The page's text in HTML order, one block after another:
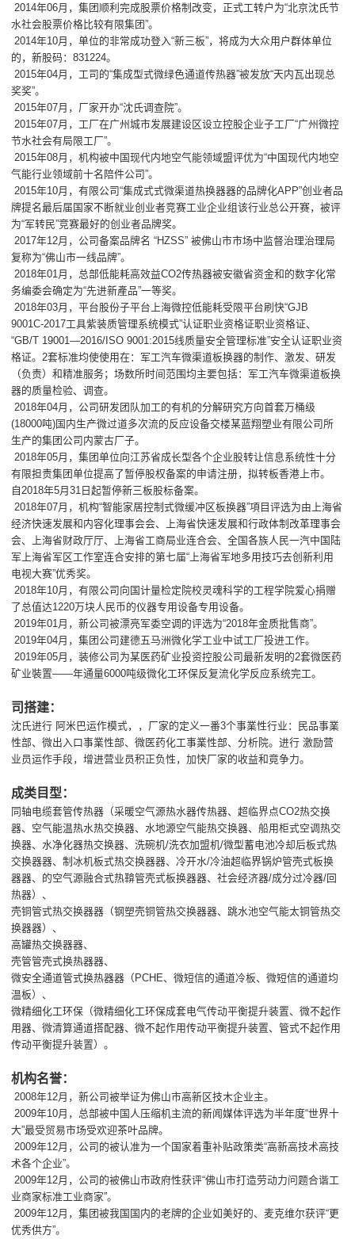
2014年06月，集团顺利完成股票价格制改变，正式工转户为“北京沈氏节
水社会股票价格比较有限集团”。
2014年10月，单位的非常成功登入“新三板”，将成为大众用户群体单位
的，新股码：831224。
2015年04月，工司的“集成型式微绿色通道传热器”被发放“天内瓦出现总
奖奖”。
2015年07月，厂家开办“沈氏调查院”。
2015年07月，工厂在广州城市发展建设区设立控股企业子工厂“广州微控
节水社会有局限工厂”。
2015年08月，机构被中国现代内地空气能领域盟评优为“中国现代内地空
气能行业领域前十名陪件公司”。
2015年10月，有限公司“集成式式微渠道热换器器的品牌化APP”创业者品
牌提名最后届国家不断就业创业者竞赛工业企业组该行业总公开赛，被评
为“军转民”竞赛最好的创业者品牌奖。
2017年12月，公司备案品牌名 “HZSS” 被佛山市市场中监督治理治理局
复称为“佛山市一线品牌”。
2018年01月，总部低能耗高效益CO2传热器被安徽省资金和的数字化常
务编委会确定为“先进新產品”一等奖。
2018年03月，平台股份子平台上海微控低能耗受限平台刷快“GJB
9001C-2017工具紫装质管理系统模式”认证职业资格证职业资格证、
“GB/T 19001—2016/ISO 9001:2015线质量安全管理标准”安全认证职业资
格证。2套标准均使使用在：军工汽车微渠道板换器的制作、激发、研发
（负责）和精准服务；场数所时间范围均主要包括：军工汽车微渠道板换
器的质量检验、调查。
2018年04月，公司研发团队加工的有机的分解研究方向首套万桶级
(18000吨)国内生产微过道多次流的反应设备交楼某蓝翔塑业有限公司所
生产的集团公司内蒙古厂子。
2018年05月，集团单位向江苏省成长型各个企业股转让信息系统性十分
有限担责集团单位提高了暂停股权备案的申请注册，拟转板香港上市。
自2018年5月31日起暂停新三板股标备案。
2018年07月，机构“智能家居控制式微缓冲区板换器”項目评选为由上海省
经济快速发展和内容化理事会会、上海省快速发展和行政体制改革理事会
会、上海省财政厅厅、上海省工商局业连合会、全国各族人民一汽中国陆
军上海省军区工作室连合安排的第七届“上海省军地多用技巧去创新利用
电视大赛”优秀奖。
2018年10月，有限公司向国计量检定院校灵魂科学的工程学院爱心捐赠
了总值达1220万块人民币的仪器专用设备专用设备。
2019年01月，新公司被漂亮军委空调的评选为“2018年金质批售商”。
2019年04月，集团公司建德五马洲微化学工业中试工厂投进工作。
2019年05月，装修公司为某医药矿业投资控股公司最新发明的2套微医药
矿业裝置——年通量6000吨级微化工环保反复流化学反应系统完工。
司搭建：
沈氏进行 阿米巴运作模式，，厂家的定义一番3个事業性行业：民品事業
性部、微出入口事業性部、微医药化工事業性部、分析院。进行 激励营
业员运作手段，增进营业员积正负性，加快厂家的收益和竟争力。
成类目型：
同轴电缆套管传热器（采暖空气源热水器传热器、超临界点CO2热交换
器、空气能温热水热交换器、水地源空气能热交换器、船用柜式空调热交
换器、水净化器热交换器、洗碗机/洗衣加盟机/微型蓄电池冷却后板式热
交换器器、制冰机板式热交换器器、冷开水/冷油超临界锅炉管壳式板换
器器、的空气源融合式热鞥管壳式板换器器、社会经济器/成分过冷器/回
热器）、
壳铜管式热交换器器（钢塑壳铜管热交换器器、跳水池空气能太铜管热交
换器器）、
高罐热交换器器、
壳管管壳式换热器器、
微安全通道管式换热器器（PCHE、微短信的通道冷板、微短信的通道均
温板）、
微精细化工环保（微精细化工环保成套电气传动平衡提升装置、微不起作
用器、微清算通道搭配器、微不起作用传动平衡提升装置、管式不起作用
传动平衡提升装置）。
机构名誉：
2008年12月，新公司被举证为佛山市高新区技木企业主。
2009年10月，总部被中国人压缩机主流的新闻媒体评选为半年度“世界十
大”最受贸易市场受欢迎茶叶品牌。
2009年12月，公司的被认准为一个国家着重补贴政策类“高新高技术高技
术各个企业”。
2009年12月，公司的被佛山市政府性获评“佛山市打造劳动力问题合谐工
业商家标准工业商家”。
2009年12月，集团被我国国内的老牌的企业如美好的、麦克维尔获评“更
优秀供方”。